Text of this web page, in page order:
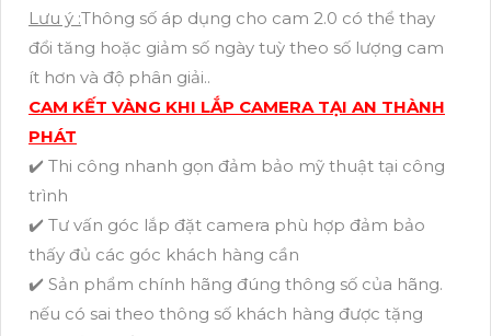
Lưu ý :Thông số áp dụng cho cam 2.0 có thể thay
đổi tăng hoặc giảm số ngày tuỳ theo số lượng cam
ít hơn và độ phân giải..
CAM KẾT VÀNG KHI LẮP CAMERA TẠI AN THÀNH
PHÁT
✔️ Thi công nhanh gọn đảm bảo mỹ thuật tại công
trình
✔️ Tư vấn góc lắp đặt camera phù hợp đảm bảo
thấy đủ các góc khách hàng cần
✔️ Sản phẩm chính hãng đúng thông số của hãng.
nếu có sai theo thông số khách hàng được tặng